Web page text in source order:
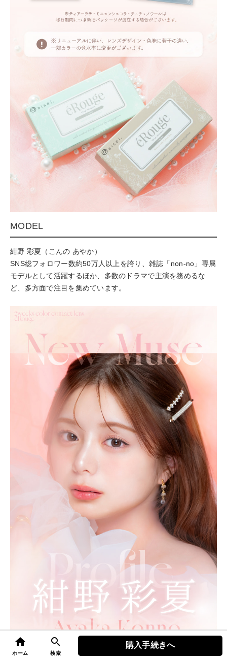
home
ホーム
search
検索
購入手続きへ
MODEL
紺野 彩夏（こんの あやか）
SNS総フォロワー数約50万人以上を誇り、雑誌「non-no」専属
モデルとして活躍するほか、多数のドラマで主演を務めるな
ど、多方面で注目を集めています。